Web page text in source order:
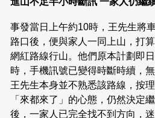
事發當日上午約10時，王先生將
路口後，便與家人一同上山，打
網紅路線行山。他們原本計劃即
時，手機訊號已變得時斷時續，
王先生本身並不熟悉該路線，按
「來都來了」的心態，仍然決定
後，一家人已完全找不到方向，